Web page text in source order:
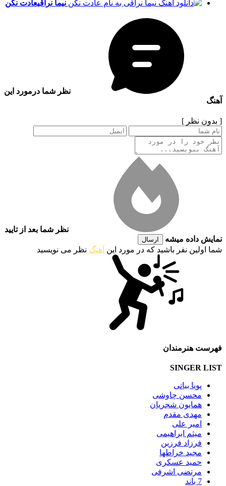
نیما نراقیعادت نکن
نظر شما درمورد این
آهنگ
[ بدون نظر ]
نظر شما بعد از تایید
نمایش داده میشه
ارسال
شما اولین نفر باشید که در مورد این آهنگ نظر می نویسید
فهرست هنرمندان
SINGER LIST
پویا بیاتی
محسن چاوشی
همایون شجریان
مهدی مقدم
امیر علی
میثم ابراهیمی
فرزاد فرزین
مجید خراطها
حمید عسکری
مرتضی اشرفی
7 باند